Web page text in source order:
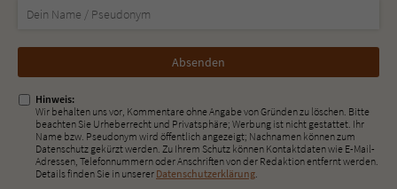
Nicht
ausfüllen!
Hinweis:
Wir behalten uns vor, Kommentare ohne Angabe von Gründen zu löschen. Bitte
beachten Sie Urheberrecht und Privatsphäre; Werbung ist nicht gestattet. Ihr
Name bzw. Pseudonym wird öffentlich angezeigt; Nachnamen können zum
Datenschutz gekürzt werden. Zu Ihrem Schutz können Kontaktdaten wie E-Mail-
Adressen, Telefonnummern oder Anschriften von der Redaktion entfernt werden.
Details finden Sie in unserer Datenschutzerklärung.